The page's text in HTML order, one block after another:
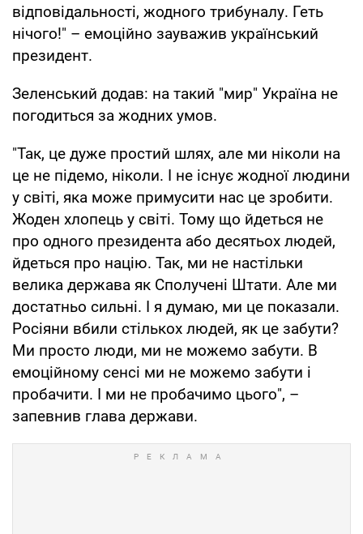
відповідальності, жодного трибуналу. Геть
нічого!" – емоційно зауважив український
президент.
Зеленський додав: на такий "мир" Україна не
погодиться за жодних умов.
"Так, це дуже простий шлях, але ми ніколи на
це не підемо, ніколи. І не існує жодної людини
у світі, яка може примусити нас це зробити.
Жоден хлопець у світі. Тому що йдеться не
про одного президента або десятьох людей,
йдеться про націю. Так, ми не настільки
велика держава як Сполучені Штати. Але ми
достатньо сильні. І я думаю, ми це показали.
Росіяни вбили стількох людей, як це забути?
Ми просто люди, ми не можемо забути. В
емоційному сенсі ми не можемо забути і
пробачити. І ми не пробачимо цього", –
запевнив глава держави.